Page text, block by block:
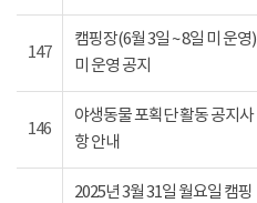
147
캠핑장(6월 3일 ~ 8일 미 운영)
미 운영 공지
146
야생동물 포획단 활동 공지사
항 안내
2025년 3월 31일 월요일 캠핑